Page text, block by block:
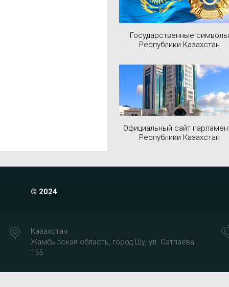
Государственные символы
Республики Казахстан
Официальный сайт
Республики Казахстан
© 2024
Казахстан
Жамбылская область, город Шу, ул. Сатпаева,
155